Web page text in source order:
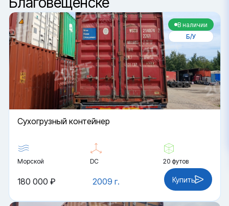
В наличии
Б/У
Cухогрузный контейнер
Морской DC 20 футов
2009 г.
180 000 ₽ Купить